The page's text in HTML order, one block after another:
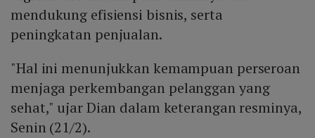
mendukung efisiensi bisnis, serta
peningkatan penjualan.
"Hal ini menunjukkan kemampuan perseroan
menjaga perkembangan pelanggan yang
sehat," ujar Dian dalam keterangan resminya,
Senin (21/2).